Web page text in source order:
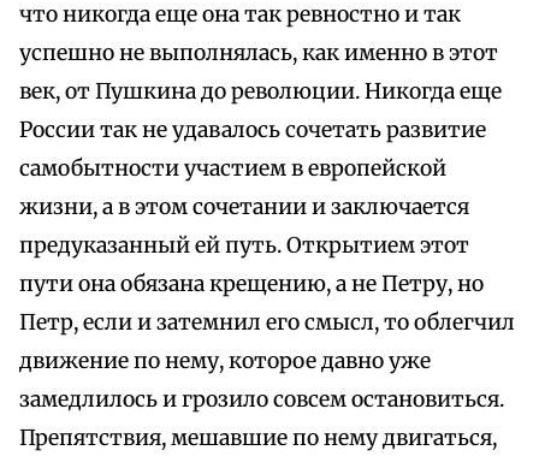
что никогда еще она так ревностно и так
успешно не выполнялась, как именно в этот
век, от Пушкина до революции. Никогда еще
России так не удавалось сочетать развитие
самобытности участием в европейской
жизни, а в этом сочетании и заключается
предуказанный ей путь. Открытием этот
пути она обязана крещению, а не Петру, но
Петр, если и затемнил его смысл, то облегчил
движение по нему, которое давно уже
замедлилось и грозило совсем остановиться.
Препятствия, мешавшие по нему двигаться,